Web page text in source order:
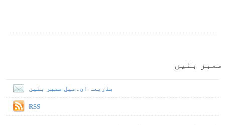
ممبر بنیں
بذریعہ ای۔میل ممبر بنیں
RSS